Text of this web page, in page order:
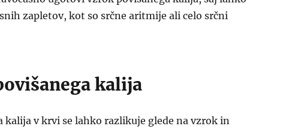
zapletov, kot so srčne aritmije ali celo srčni
kalija
kalija v krvi se lahko razlikuje glede na vzrok in